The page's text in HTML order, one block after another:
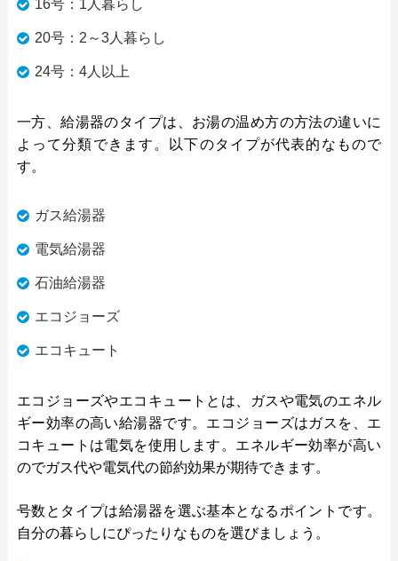
16号：1人暮らし
20号：2～3人暮らし
24号：4人以上
一方、給湯器のタイプは、お湯の温め方の方法の違いに
よって分類できます。以下のタイプが代表的なもので
す。
ガス給湯器
電気給湯器
石油給湯器
エコジョーズ
エコキュート
エコジョーズやエコキュートとは、ガスや電気のエネル
ギー効率の高い給湯器です。エコジョーズはガスを、エ
コキュートは電気を使用します。エネルギー効率が高い
のでガス代や電気代の節約効果が期待できます。
号数とタイプは給湯器を選ぶ基本となるポイントです。
自分の暮らしにぴったりなものを選びましょう。